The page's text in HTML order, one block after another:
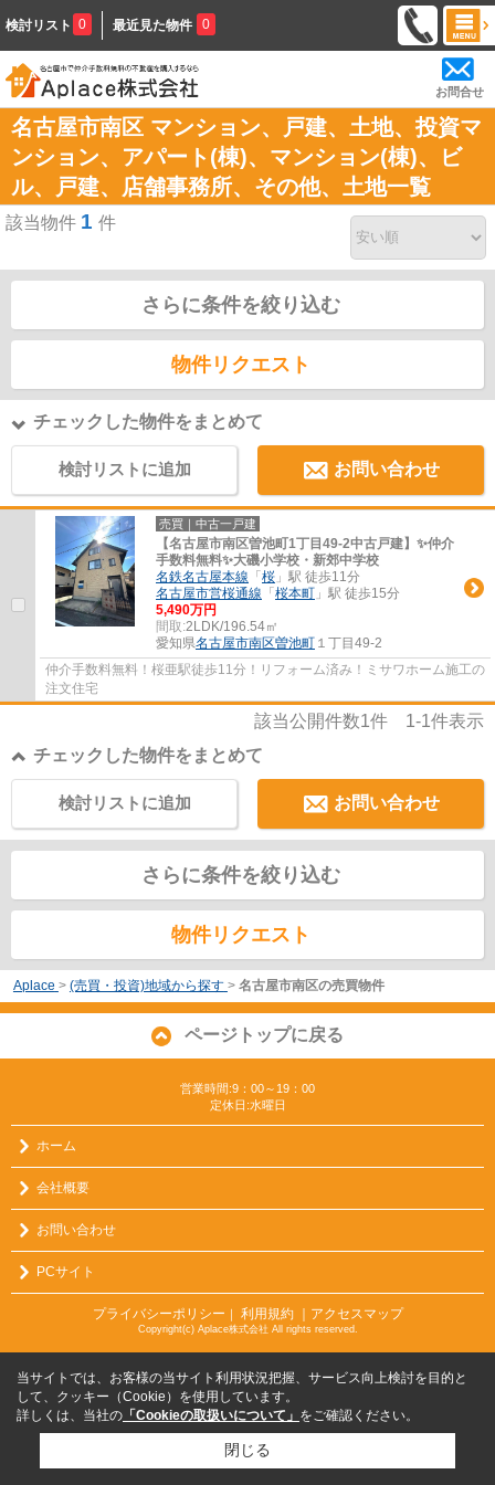
検討リスト 0 最近見た物件 0
お問合せ
名古屋市南区 マンション、戸建、土地、投資マ
ンション、アパート(棟)、マンション(棟)、ビ
ル、戸建、店舗事務所、その他、土地一覧
該当物件 1 件
さらに条件を絞り込む
物件リクエスト
チェックした物件をまとめて
検討リストに追加 お問い合わせ
売買｜中古一戸建
【名古屋市南区曽池町1丁目49-2中古戸建】✨️仲介
手数料無料✨️大磯小学校・新郊中学校
名鉄名古屋本線 「 桜 」駅 徒歩11分
名古屋市営桜通線 「 桜本町 」駅 徒歩15分
5,490万円
間取:2LDK/196.54㎡
愛知県名古屋市南区曽池町 １丁目49-2
仲介手数料無料！桜亜駅徒歩11分！リフォーム済み！ミサワホーム施工の
注文住宅
該当公開件数1件 1-1件表示
チェックした物件をまとめて
お問い合わせ
検討リストに追加
さらに条件を絞り込む
物件リクエスト
Aplace > (売買・投資)地域から探す > 名古屋市南区の売買物件
ページトップに戻る
営業時間:9：00～19：00
定休日:水曜日
ホーム
会社概要
お問い合わせ
PCサイト
プライバシーポリシー ｜ 利用規約 ｜アクセスマップ
Copyright(c) Aplace株式会社 All rights reserved.
当サイトでは、お客様の当サイト利用状況把握、サービス向上検討を目的と
して、クッキー（Cookie）を使用しています。
詳しくは、当社の 「Cookieの取扱いについて」 をご確認ください。
閉じる